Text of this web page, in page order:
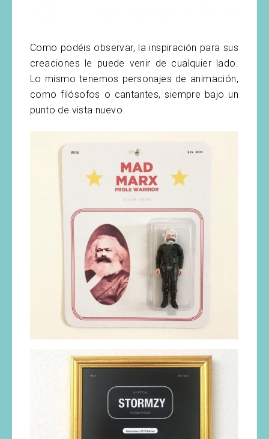
Como podéis observar, la inspiración para sus
creaciones le puede venir de cualquier lado.
Lo mismo tenemos personajes de animación,
como filósofos o cantantes, siempre bajo un
punto de vista nuevo.